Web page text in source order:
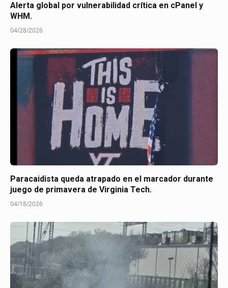
Alerta global por vulnerabilidad crítica en cPanel y
WHM.
04/28/2026
Paracaidista queda atrapado en el marcador durante
juego de primavera de Virginia Tech.
04/18/2026